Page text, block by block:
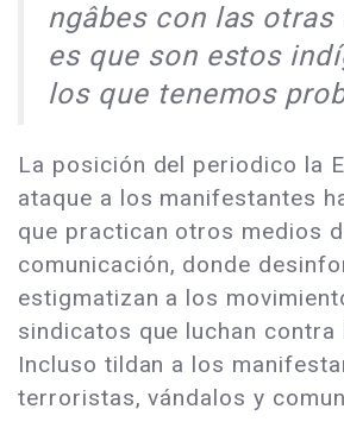
ngâbes con las otras
es que son estos
los que tenemos
La posición del periodico la
ataque a los manifestantes
que practican otros medios
comunicación, donde
estigmatizan a los
sindicatos que luchan contra
Incluso tildan a los
terroristas, vándalos y